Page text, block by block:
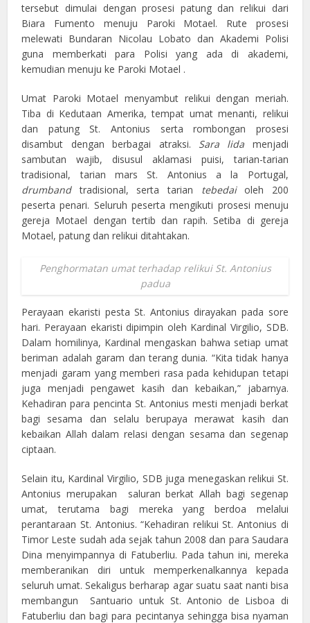
tersebut dimulai dengan prosesi patung dan relikui dari
Biara Fumento menuju Paroki Motael. Rute prosesi
melewati Bundaran Nicolau Lobato dan Akademi Polisi
guna memberkati para Polisi yang ada di akademi,
kemudian menuju ke Paroki Motael .
Umat Paroki Motael menyambut relikui dengan meriah.
Tiba di Kedutaan Amerika, tempat umat menanti, relikui
dan patung St. Antonius serta rombongan prosesi
disambut dengan berbagai atraksi. Sara lida menjadi
sambutan wajib, disusul aklamasi puisi, tarian-tarian
tradisional, tarian mars St. Antonius a la Portugal,
drumbandtradisional, serta tarian tebedaioleh 200
peserta penari. Seluruh peserta mengikuti prosesi menuju
gereja Motael dengan tertib dan rapih. Setiba di gereja
Motael, patung dan relikui ditahtakan.
Penghormatan umat terhadap relikui St. Antonius
padua
Perayaan ekaristi pesta St. Antonius dirayakan pada sore
hari. Perayaan ekaristi dipimpin oleh Kardinal Virgilio, SDB.
Dalam homilinya, Kardinal mengaskan bahwa setiap umat
beriman adalah garam dan terang dunia. “Kita tidak hanya
menjadi garam yang memberi rasa pada kehidupan tetapi
juga menjadi pengawet kasih dan kebaikan,” jabarnya.
Kehadiran para pencinta St. Antonius mesti menjadi berkat
bagi sesama dan selalu berupaya merawat kasih dan
kebaikan Allah dalam relasi dengan sesama dan segenap
ciptaan.
Selain itu, Kardinal Virgilio, SDB juga menegaskan relikui St.
Antonius merupakan saluran berkat Allah bagi segenap
umat, terutama bagi mereka yang berdoa melalui
perantaraan St. Antonius. “Kehadiran relikui St. Antonius di
Timor Leste sudah ada sejak tahun 2008 dan para Saudara
Dina menyimpannya di Fatuberliu. Pada tahun ini, mereka
memberanikan diri untuk memperkenalkannya kepada
seluruh umat. Sekaligus berharap agar suatu saat nanti bisa
membangun Santuario untuk St. Antonio de Lisboa di
Fatuberliu dan bagi para pecintanya sehingga bisa nyaman